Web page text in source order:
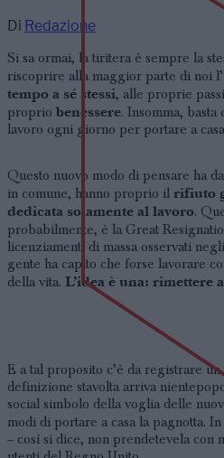
Di Redazione
Si sa ormai, la tiritera è sempre la
riscoprire alla maggior parte di noi
tempo a sé stessi, alle proprie
proprio benessere. Insomma, basta
lavoro ogni giorno per portare a
Questo nuovo modo di pensare ha
in comune, hanno proprio il rifiuto
dedicata solamente al lavoro.
probabilmente, è la Great
licenziamenti di massa osservati
gente ha capito che forse lavorare
della vita. L’idea è una: rimettere
E a tal proposito c’è da registrare
definizione stavolta arriva
social simbolo della voglia delle
modi di portare a casa la pagnotta.
– così si dice, non prendetevela con